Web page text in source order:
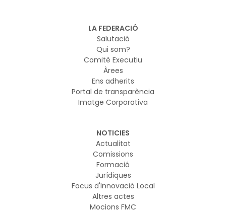
LA FEDERACIÓ
Salutació
Qui som?
Comitè Executiu
Àrees
Ens adherits
Portal de transparència
Imatge Corporativa
NOTICIES
Actualitat
Comissions
Formació
Jurídiques
Focus d'Innovació Local
Altres actes
Mocions FMC